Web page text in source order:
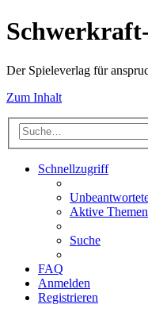
Der Spieleverlag für
Zum Inhalt
Schnellzugriff
Aktive Themen
Suche
FAQ
Anmelden
Registrieren